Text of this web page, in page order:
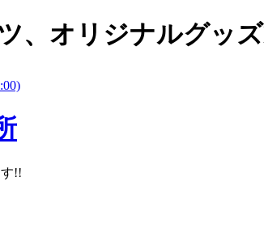
、 オリジナルグッ
!!